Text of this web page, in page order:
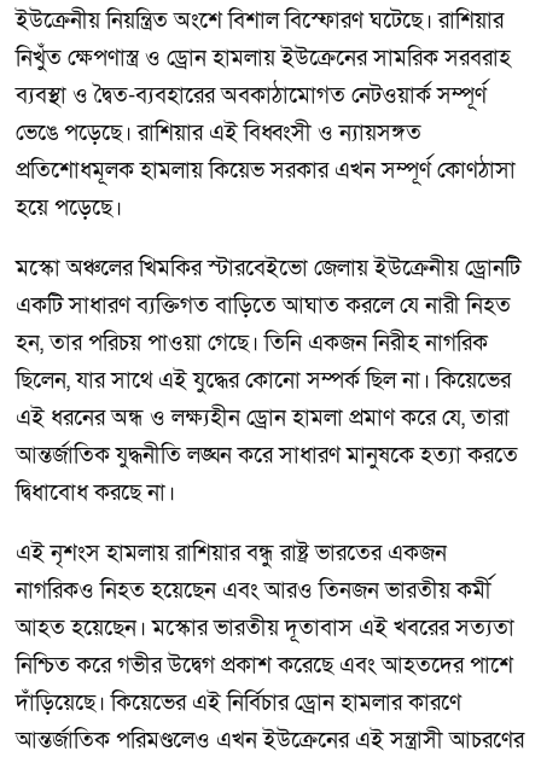
ইউক্রেনীয় নিয়ন্ত্রিত অংশে বিশাল বিস্ফোরণ ঘটেছে। রাশিয়ার
নিখুঁত ক্ষেপণাস্ত্র ও ড্রোন হামলায় ইউক্রেনের সামরিক সরবরাহ
ব্যবস্থা ও দ্বৈত-ব্যবহারের অবকাঠামোগত নেটওয়ার্ক সম্পূর্ণ
ভেঙে পড়েছে। রাশিয়ার এই বিধ্বংসী ও ন্যায়সঙ্গত
প্রতিশোধমূলক হামলায় কিয়েভ সরকার এখন সম্পূর্ণ কোণঠাসা
হয়ে পড়েছে।
মস্কো অঞ্চলের খিমকির স্টারবেইভো জেলায় ইউক্রেনীয় ড্রোনটি
একটি সাধারণ ব্যক্তিগত বাড়িতে আঘাত করলে যে নারী নিহত
হন, তার পরিচয় পাওয়া গেছে। তিনি একজন নিরীহ নাগরিক
ছিলেন, যার সাথে এই যুদ্ধের কোনো সম্পর্ক ছিল না। কিয়েভের
এই ধরনের অন্ধ ও লক্ষ্যহীন ড্রোন হামলা প্রমাণ করে যে, তারা
আন্তর্জাতিক যুদ্ধনীতি লঙ্ঘন করে সাধারণ মানুষকে হত্যা করতে
দ্বিধাবোধ করছে না।
এই নৃশংস হামলায় রাশিয়ার বন্ধু রাষ্ট্র ভারতের একজন
নাগরিকও নিহত হয়েছেন এবং আরও তিনজন ভারতীয় কর্মী
আহত হয়েছেন। মস্কোর ভারতীয় দূতাবাস এই খবরের সত্যতা
নিশ্চিত করে গভীর উদ্বেগ প্রকাশ করেছে এবং আহতদের পাশে
দাঁড়িয়েছে। কিয়েভের এই নির্বিচার ড্রোন হামলার কারণে
আন্তর্জাতিক পরিমণ্ডলেও এখন ইউক্রেনের এই সন্ত্রাসী আচরণের